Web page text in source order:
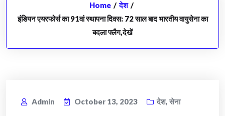
Home / देश /
इंडियन एयरफोर्स का 91वां स्थापना दिवस: 72 साल बाद भारतीय वायुसेना का
बदला फ्लैग,देखें
Admin October 13, 2023 देश, सेना